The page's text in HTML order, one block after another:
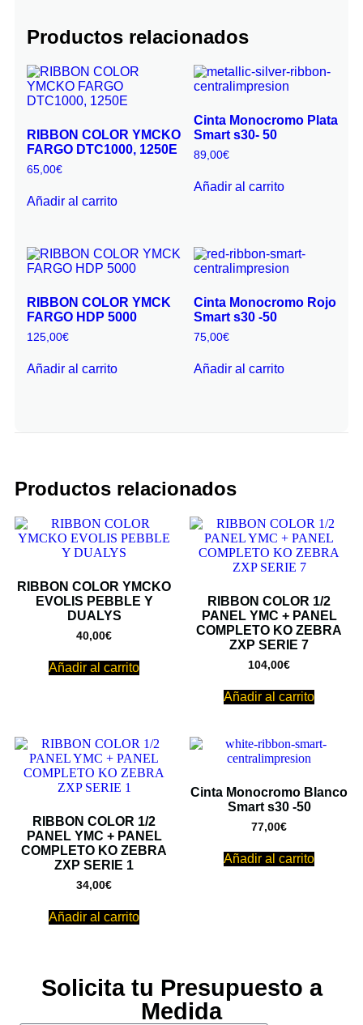
Productos relacionados
RIBBON COLOR YMCKO
FARGO DTC1000, 1250E
65,00€
Añadir al carrito
Cinta Monocromo Plata
Smart s30- 50
89,00€
Añadir al carrito
RIBBON COLOR YMCK
FARGO HDP 5000
125,00€
Añadir al carrito
Cinta Monocromo Rojo
Smart s30 -50
75,00€
Añadir al carrito
Productos relacionados
RIBBON COLOR YMCKO
EVOLIS PEBBLE Y
DUALYS
40,00€
Añadir al carrito
RIBBON COLOR 1/2
PANEL YMC + PANEL
COMPLETO KO ZEBRA
ZXP SERIE 7
104,00€
Añadir al carrito
RIBBON COLOR 1/2
PANEL YMC + PANEL
COMPLETO KO ZEBRA
ZXP SERIE 1
34,00€
Añadir al carrito
Cinta Monocromo Blanco
Smart s30 -50
77,00€
Añadir al carrito
Solicita tu Presupuesto a
Medida